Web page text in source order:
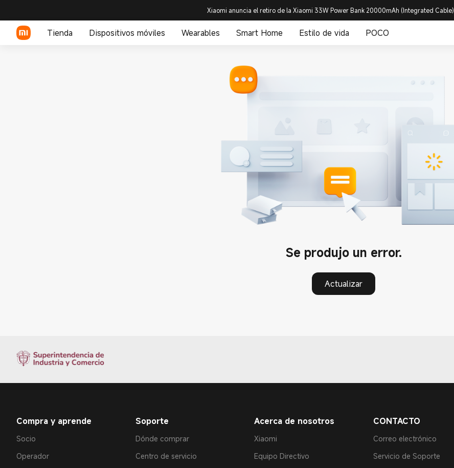
Xiaomi anuncia el retiro de la Xiaomi 33W Power Bank 20000mAh (Integrated Cable)
Tienda Dispositivos móviles Wearables Smart Home Estilo de vida POCO
Se produjo un error.
Actualizar
Compra y aprende
Socio
Operador
Soporte
Dónde comprar
Centro de servicio
Acerca de nosotros
Xiaomi
Equipo Directivo
CONTACTO
Correo electrónico
Servicio de Soporte